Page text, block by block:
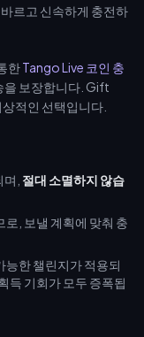
르고 신속하게 충전하
한Tango Live 코인 충
을 보장합니다. Gift
적인 선택입니다.
, 절대 소멸하지 않습
로, 보낼 계획에 맞춰 충
능한 챌린지가 적용되
득 기회가 모두 증폭됩